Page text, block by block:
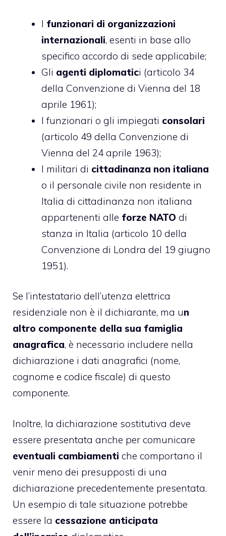
I funzionari di organizzazioni
internazionali, esenti in base allo
specifico accordo di sede applicabile;
Gli agenti diplomatici (articolo 34
della Convenzione di Vienna del 18
aprile 1961);
I funzionari o gli impiegati consolari
(articolo 49 della Convenzione di
Vienna del 24 aprile 1963);
I militari di cittadinanza non italiana
o il personale civile non residente in
Italia di cittadinanza non italiana
appartenenti alle forze NATO di
stanza in Italia (articolo 10 della
Convenzione di Londra del 19 giugno
1951).
Se l’intestatario dell’utenza elettrica
residenziale non è il dichiarante, ma un
altro componente della sua famiglia
anagrafica, è necessario includere nella
dichiarazione i dati anagrafici (nome,
cognome e codice fiscale) di questo
componente.
Inoltre, la dichiarazione sostitutiva deve
essere presentata anche per comunicare
eventuali cambiamenti che comportano il
venir meno dei presupposti di una
dichiarazione precedentemente presentata.
Un esempio di tale situazione potrebbe
essere la cessazione anticipata